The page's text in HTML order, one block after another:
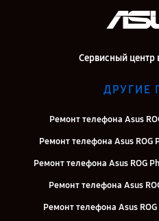
Сервисный центр
ДРУГИЕ
Ремонт телефона Asus
Ремонт телефона Asus ROG
Ремонт телефона Asus ROG
Ремонт телефона Asus
Ремонт телефона Asus